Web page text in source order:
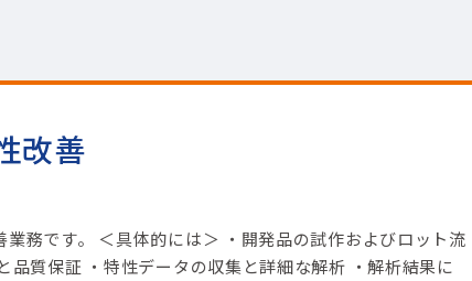
改善
務です。 ＜具体的には＞ ・開発品の試作およびロット流
品質保証 ・特性データの収集と詳細な解析 ・解析結果に